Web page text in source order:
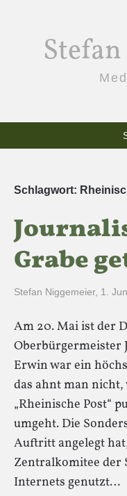
Schlagwort:
Grabe
Stefan Niggemeier, 1.
Am 20. Mai ist der
Oberbürgermeister
Erwin war ein
das ahnt man
„Rheinische Post“
umgeht. Die
Auftritt angelegt
Zentralkomitee der
Internets genutzt…